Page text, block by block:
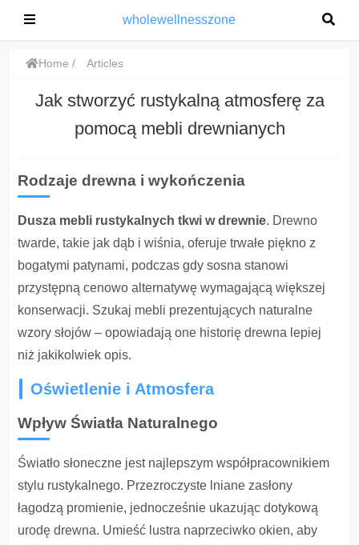
wholewellnesszone
Home Articles
Jak stworzyć rustykalną atmosferę za
pomocą mebli drewnianych
Rodzaje drewna i wykończenia
Dusza mebli rustykalnych tkwi w drewnie. Drewno
twarde, takie jak dąb i wiśnia, oferuje trwałe piękno z
bogatymi patynami, podczas gdy sosna stanowi
przystępną cenowo alternatywę wymagającą większej
konserwacji. Szukaj mebli prezentujących naturalne
wzory słojów – opowiadają one historię drewna lepiej
niż jakikolwiek opis.
Oświetlenie i Atmosfera
Wpływ Światła Naturalnego
Światło słoneczne jest najlepszym współpracownikiem
stylu rustykalnego. Przezroczyste lniane zasłony
łagodzą promienie, jednocześnie ukazując dotykową
urodę drewna. Umieść lustra naprzeciwko okien, aby